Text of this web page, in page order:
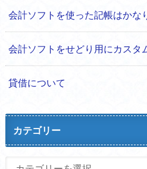
会計ソフトを使った記帳はかな
会計ソフトをせどり用にカスタ
貸借について
カテゴリー